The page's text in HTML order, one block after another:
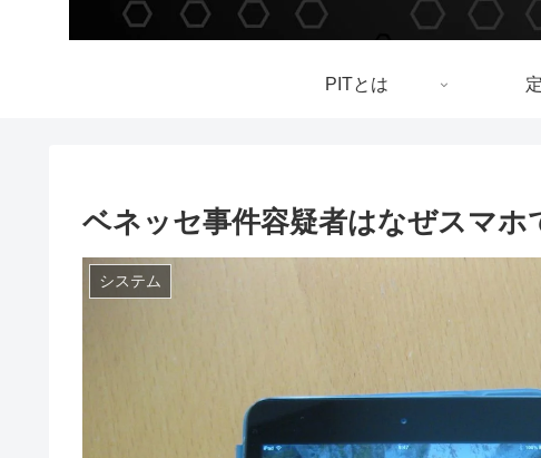
PITとは
ベネッセ事件容疑者はなぜスマ
システム